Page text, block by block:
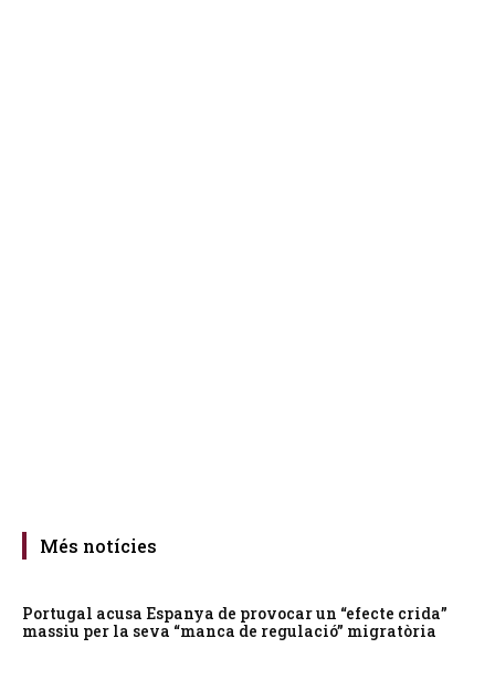
Més notícies
Portugal acusa Espanya de provocar un “efecte crida”
massiu per la seva “manca de regulació” migratòria